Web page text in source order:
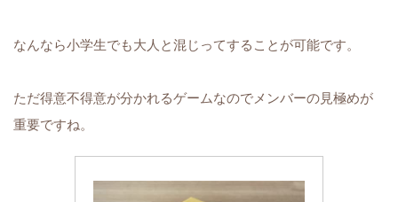
なんなら小学生でも大人と混じってすることが可能です。
ただ得意不得意が分かれるゲームなのでメンバーの見極めが
重要ですね。